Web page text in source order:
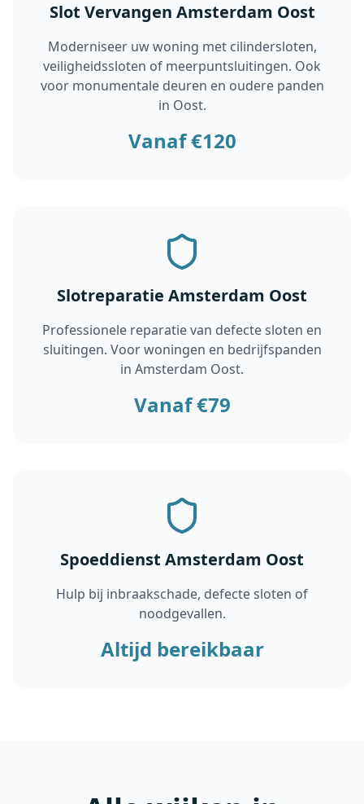
Slot Vervangen Amsterdam Oost
Moderniseer uw woning met cilindersloten,
veiligheidssloten of meerpuntsluitingen. Ook
voor monumentale deuren en oudere panden
in Oost.
Vanaf €120
Slotreparatie Amsterdam Oost
Professionele reparatie van defecte sloten en
sluitingen. Voor woningen en bedrijfspanden
in Amsterdam Oost.
Vanaf €79
Spoeddienst Amsterdam Oost
Hulp bij inbraakschade, defecte sloten of
noodgevallen.
Altijd bereikbaar